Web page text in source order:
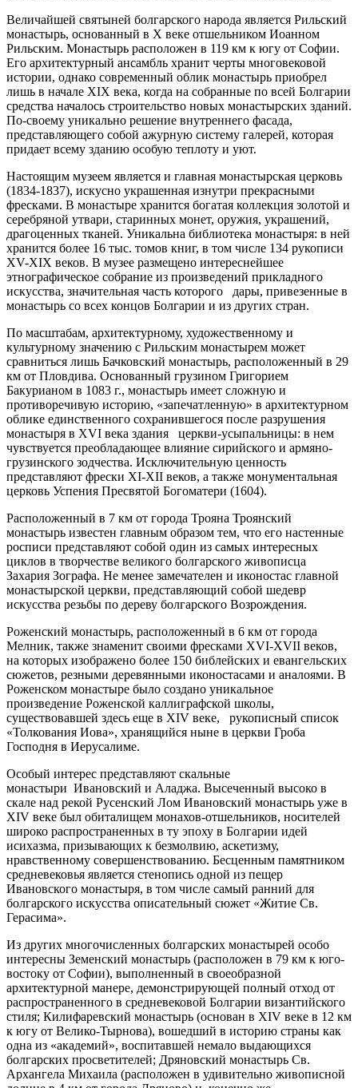
Величайшей святыней болгарского народа является Рильский
монастырь, основанный в X веке отшельником Иоанном
Рильским. Монастырь расположен в 119 км к югу от Софии.
Его архитектурный ансамбль хранит черты многовековой
истории, однако современный облик монастырь приобрел
лишь в начале XIX века, когда на собранные по всей Болгарии
средства началось строительство новых монастырских зданий.
По-своему уникально решение внутреннего фасада,
представляющего собой ажурную систему галерей, которая
придает всему зданию особую теплоту и уют.
Настоящим музеем является и главная монастырская церковь
(1834-1837), искусно украшенная изнутри прекрасными
фресками. В монастыре хранится богатая коллекция золотой и
серебряной утвари, старинных монет, оружия, украшений,
драгоценных тканей. Уникальна библиотека монастыря: в ней
хранится более 16 тыс. томов книг, в том числе 134 рукописи
XV-XIX веков. В музее размещено интереснейшее
этнографическое собрание из произведений прикладного
искусства, значительная часть которого дары, привезенные в
монастырь со всех концов Болгарии и из других стран.
По масштабам, архитектурному, художественному и
культурному значению с Рильским монастырем может
сравниться лишь Бачковский монастырь, расположенный в 29
км от Пловдива. Основанный грузином Григорием
Бакурианом в 1083 г., монастырь имеет сложную и
противоречивую историю, «запечатленную» в архитектурном
облике единственного сохранившегося после разрушения
монастыря в XVI века здания церкви-усыпальницы: в нем
чувствуется преобладающее влияние сирийского и армяно-
грузинского зодчества. Исключительную ценность
представляют фрески XI-XII веков, а также монументальная
церковь Успения Пресвятой Богоматери (1604).
Расположенный в 7 км от города Трояна Троянский
монастырь известен главным образом тем, что его настенные
росписи представляют собой один из самых интересных
циклов в творчестве великого болгарского живописца
Захария Зографа. Не менее замечателен и иконостас главной
монастырской церкви, представляющий собой шедевр
искусства резьбы по дереву болгарского Возрождения.
Роженский монастырь, расположенный в 6 км от города
Мелник, также знаменит своими фресками XVI-XVII веков,
на которых изображено более 150 библейских и евангельских
сюжетов, резными деревянными иконостасами и аналоями. В
Роженском монастыре было создано уникальное
произведение Роженской каллиграфской школы,
существовавшей здесь еще в XIV веке, рукописный список
«Толкования Иова», хранящийся ныне в церкви Гроба
Господня в Иерусалиме.
Особый интерес представляют скальные
монастыри Ивановский и Аладжа. Высеченный высоко в
скале над рекой Русенский Лом Ивановский монастырь уже в
XIV веке был обиталищем монахов-отшельников, носителей
широко распространенных в ту эпоху в Болгарии идей
исихазма, призывающих к безмолвию, аскетизму,
нравственному совершенствованию. Бесценным памятником
средневековья является стенопись одной из пещер
Ивановского монастыря, в том числе самый ранний для
болгарского искусства описательный сюжет «Житие Св.
Герасима».
Из других многочисленных болгарских монастырей особо
интересны Земенский монастырь (расположен в 79 км к юго-
востоку от Софии), выполненный в своеобразной
архитектурной манере, демонстрирующей полный отход от
распространенного в средневековой Болгарии византийского
стиля; Килифаревский монастырь (основан в XIV веке в 12 км
к югу от Велико-Тырнова), вошедший в историю страны как
одна из «академий», воспитавшей немало выдающихся
болгарских просветителей; Дряновский монастырь Св.
Архангела Михаила (расположен в удивительно живописной